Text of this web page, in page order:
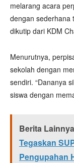
melarang acara
dengan sederhana
dikutip dari KDM
Menurutnya,
sekolah dengan
sendiri. “Dananya
siswa dengan
Berita Lainnya
Tegaskan
Pengupahan